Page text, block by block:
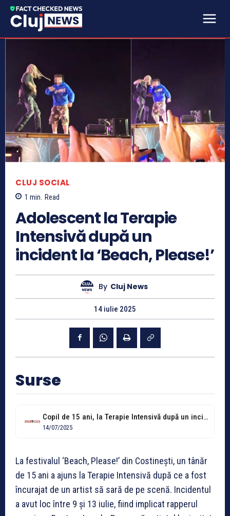
CLUJ SOCIAL
1 min. Read
Adolescent la Terapie
Intensivă după un
incident la ‘Beach, Please!’
By Cluj News
14 iulie 2025
Surse
Copil de 15 ani, la Terapie Intensivă după un incident grav la...
14/07/2025
La festivalul ‘Beach, Please!’ din Costinești, un tânăr
de 15 ani a ajuns la Terapie Intensivă după ce a fost
încurajat de un artist să sară de pe scenă. Incidentul
a avut loc între 9 și 13 iulie, fiind implicat rapperul